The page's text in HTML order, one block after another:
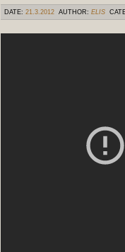
DATE: 21.3.2012 AUTHOR: ELIS